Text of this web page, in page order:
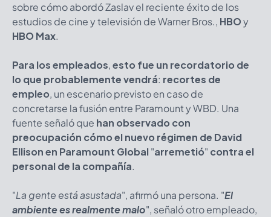
sobre cómo abordó Zaslav el reciente éxito de los
estudios de cine y televisión de Warner Bros., HBOy
HBO Max.
Para los empleados,esto fue un recordatorio de
lo que probablemente vendrá: recortes de
empleo, un escenario previsto en caso de
concretarse la fusión entre Paramount y WBD. Una
fuente señaló que han observado con
preocupación cómo el nuevo régimen de David
Ellison en Paramount Global"arremetió" contra el
personal de la compañía.
"La gente está asustada", afirmó una persona. "El
ambiente es realmente malo", señaló otro empleado,